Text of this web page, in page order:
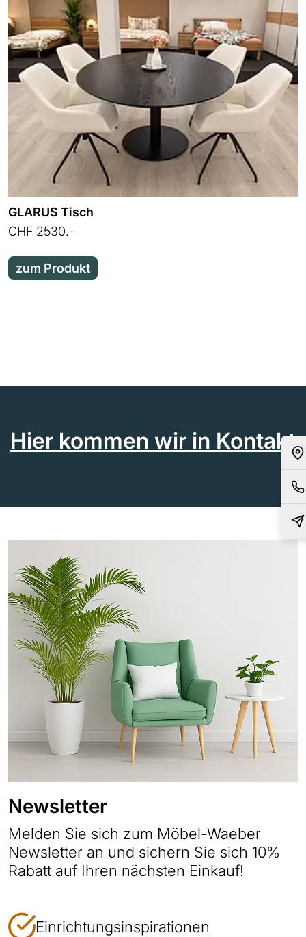
GLARUS Tisch
CHF 2530.-
zum Produkt
Hier kommen wir in Kontakt
Newsletter
Melden Sie sich zum Möbel-Waeber
Newsletter an und sichern Sie sich 10%
Rabatt auf Ihren nächsten Einkauf!
Einrichtungsinspirationen